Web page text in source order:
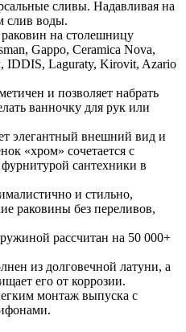
сливы. Надавливая на
слив воды.
на столешницу
Gappo, Ceramica Nova,
IDDIS, Laguraty, Kirovit, Azario
и позволяет набрать
ванночку для рук или
элегантный внешний вид и
«хром» сочетается с
сантехники в
и стильно,
раковины без переливов,
рассчитан на 50 000+
из долговечной латуни, а
его от коррозии.
монтаж выпуска с